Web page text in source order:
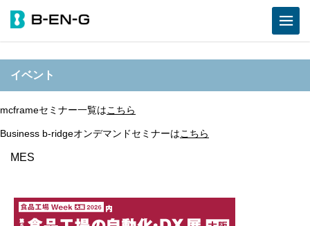
イベント
mcframeセミナー一覧はこちら
Business b-ridgeオンデマンドセミナーはこちら
MES